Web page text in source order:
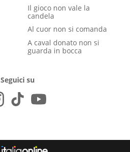
Il gioco non vale la
candela
Al cuor non si comanda
A caval donato non si
guarda in bocca
Seguici su